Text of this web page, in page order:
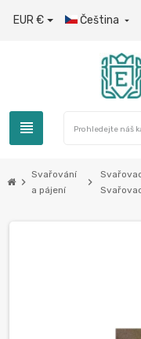
EUR € Čeština 
view_headline
chevron_right
Svařování
a pájení
chevron_right